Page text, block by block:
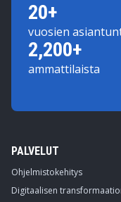
20+
vuosien
2,200+
ammattilaista
PALVELUT
Ohjelmistokehitys
Digitaalisen